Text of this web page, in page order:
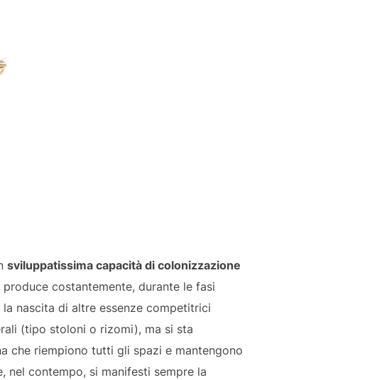
sviluppatissima capacità di colonizzazione
costantemente, durante le fasi
nascita di altre essenze competitrici
(tipo stoloni o rizomi), ma si sta
che riempiono tutti gli spazi e mantengono
nel contempo, si manifesti sempre la